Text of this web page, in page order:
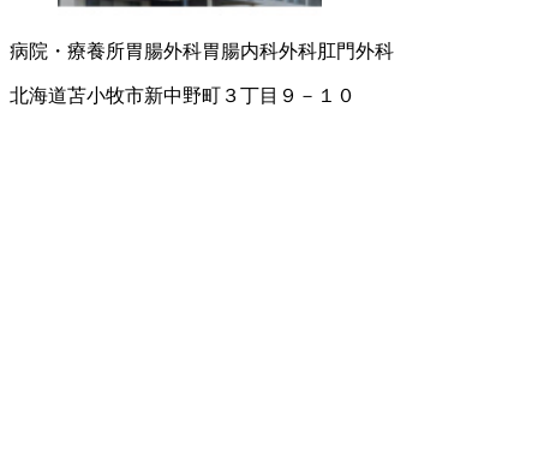
病院・療養所胃腸外科胃腸内科外科肛門外科
北海道苫小牧市新中野町３丁目９－１０